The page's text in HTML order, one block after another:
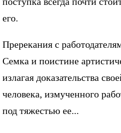
его.
Пререкания с
Семка и поистине
излагая доказательства
человека, измученного
под тяжестью ее...